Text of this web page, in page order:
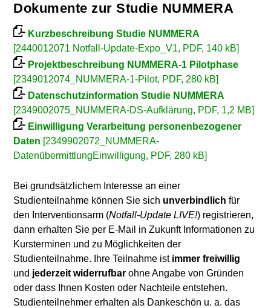
Dokumente zur Studie NUMMERA
Kurzbeschreibung Studie NUMMERA
[2440012071 Notfall-Update-Expo_V1, PDF, 140 kB]
Projektbeschreibung NUMMERA-1 Pilotphase
[2349012074_NUMMERA-1-Pilot, PDF, 280 kB]
Datenschutzinformation Studie NUMMERA
[2349002075_NUMMERA-DS-Aufklärung, PDF, 1,2 MB]
Einwilligung Verarbeitung personenbezogener
Daten [2349902072_NUMMERA-
DatenübermittlungEinwilligung, PDF, 280 kB]
Bei grundsätzlichem Interesse an einer
Studienteilnahme können Sie sich unverbindlich für
den Interventionsarm (Notfall-Update LIVE!) registrieren,
dann erhalten Sie per E-Mail in Zukunft Informationen zu
Kursterminen und zu Möglichkeiten der
Studienteilnahme. Ihre Teilnahme ist immer freiwillig
und jederzeit widerrufbar ohne Angabe von Gründen
oder dass Ihnen Kosten oder Nachteile entstehen.
Studienteilnehmer erhalten als Dankeschön u. a. das